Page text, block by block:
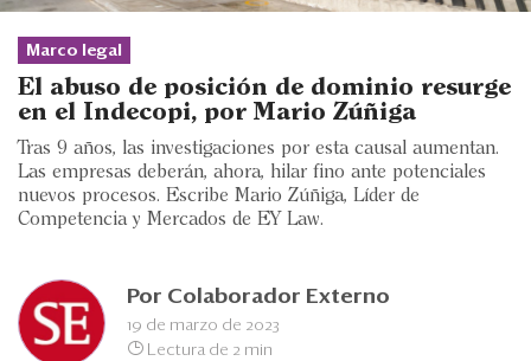
Legal y Política
Eventos
Blogs
Ranking CEO
Marco legal
El abuso de posición de dominio resurge
en el Indecopi, por Mario Zúñiga
Tras 9 años, las investigaciones por esta causal aumentan.
Las empresas deberán, ahora, hilar fino ante potenciales
nuevos procesos. Escribe Mario Zúñiga, Líder de
Competencia y Mercados de EY Law.
Por Colaborador Externo
19 de marzo de 2023
Lectura de 2 min